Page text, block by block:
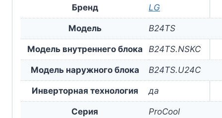
Бренд LG
Модель B24TS
Модель внутреннего блока B24TS.NSKC
Модель наружного блока B24TS.U24C
Инверторная технология да
Серия ProCool